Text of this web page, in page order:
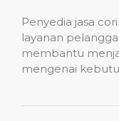
Penyedia jasa
layanan
membantu
mengenai